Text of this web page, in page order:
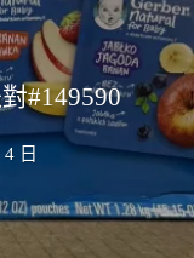
#149590
日